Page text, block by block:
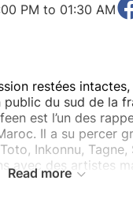
PM to 01:30 AM
restées
du sud de la
est l’un des
Il a su percer
Inkonnu,
avec des artistes
Lacrim, ou encore
Read more